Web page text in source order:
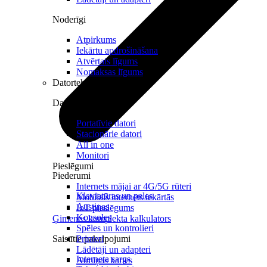
Pieslēgumi
Internets mājai ar 4G/5G rūteri
Mobilais internets iekārtās
IoT pieslēgums
Ģimenes komplekta kalkulators
Saistītie pakalpojumi
Interneta sargs
Noderīgi
Atpirkums
Iekārtu apdrošināšana
Atvērtais līgums
Nomaksas līgums
Datortehnika
Datori un Monitori
Portatīvie datori
Stacionārie datori
All in one
Monitori
Piederumi
Klaviatūras un peles
Austiņas
Konsoles
Spēles un kontrolieri
Printeri
Lādētāji un adapteri
Atmiņas kartes